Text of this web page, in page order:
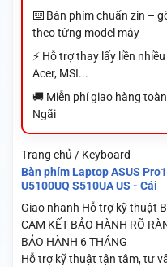
⌨️ Bàn phím chuẩn zin –
theo từng model máy
⚡ Hỗ trợ thay lấy liền
Acer, MSI...
🚚 Miễn phí giao hàng
Ngãi
Trang chủ / Keyboard
Bàn phím Laptop ASUS
U5100UQ S510UA US - Cái
Giao nhanh Hỗ trợ kỹ thuật
CAM KẾT BẢO HÀNH RÕ
BẢO HÀNH 6 THÁNG
Hỗ trợ kỹ thuật tận tâm, tư